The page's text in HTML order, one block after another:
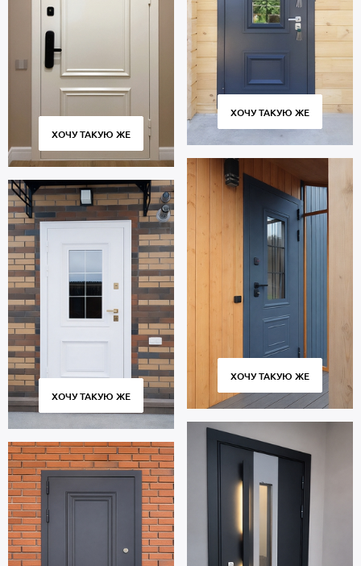
ХОЧУ ТАКУЮ ЖЕ
ХОЧУ ТАКУЮ ЖЕ
ХОЧУ ТАКУЮ ЖЕ
ХОЧУ ТАКУЮ ЖЕ